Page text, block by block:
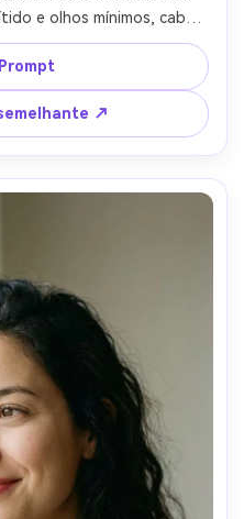
e olhos mínimos, cabelo
dura do prato de beleza,
macro, cultura apertada
nítidos, olhar editorial de
-ar 4:5
↗